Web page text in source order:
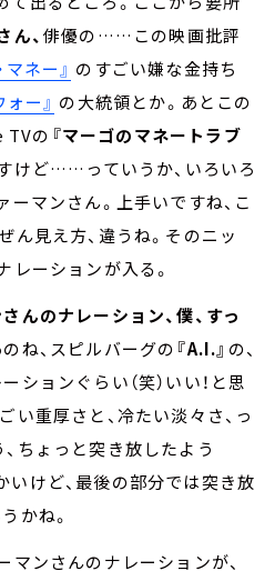
ん、俳優の……この映画批評
マネー』 のすごい嫌な金持ち
ォー』 の大統領とか。あとこの
TVの 『マーゴのマネートラブ
けど……っていうか、いろいろ
ーマンさん。上手いですね、こ
ん見え方、違うね。そのニッ
レーションが入る。
んのナレーション、僕、すっ
ね、スピルバーグの 『A.I.』 の、
ションぐらい（笑）いい！と思
い重厚さと、冷たい淡々さ、っ
ちょっと突き放したよう
けど、最後の部分では突き放
かね。
マンさんのナレーションが、